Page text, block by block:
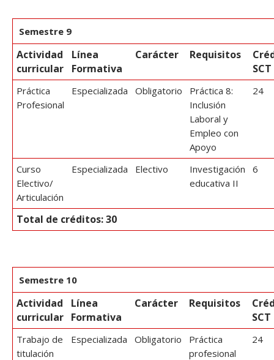
Semestre 9
Actividad
curricular
Línea
Formativa
Carácter Requisitos
SCT
Práctica
Profesional
Especializada Obligatorio
Práctica 8:
Inclusión
Laboral y
Empleo con
Apoyo
24
Curso
Electivo/
Articulación
Especializada Electivo
Investigación
educativa II
6
Total de créditos: 30
Semestre 10
Actividad
curricular
Línea
Formativa
Carácter Requisitos
SCT
Trabajo de
titulación
Especializada Obligatorio
Práctica
profesional
24